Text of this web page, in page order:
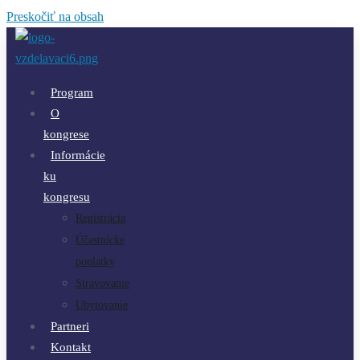
Preskočiť na obsah
Program
O
kongrese
Informácie
ku
kongresu
Registrácia
Účastnícke
poplatky
Stravovanie
Ubytovanie
Partneri
Kontakt